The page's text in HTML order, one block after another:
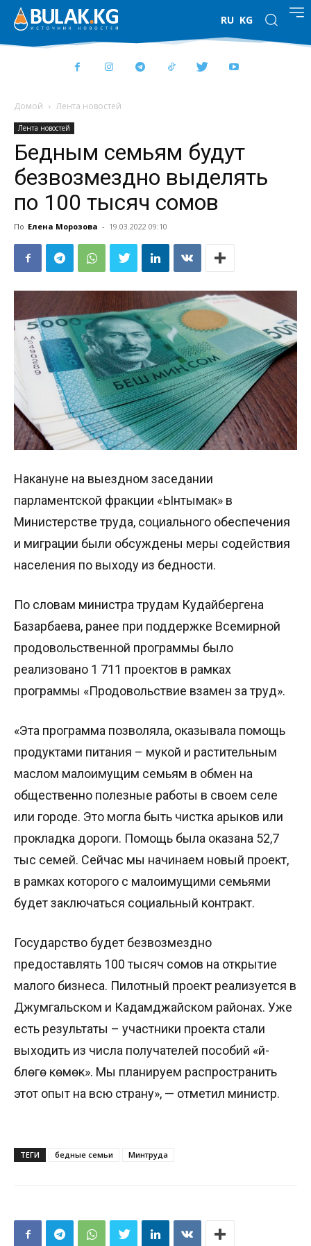
RU KG
Домой Лента новостей
Лента новостей
Бедным семьям будут
безвозмездно выделять
по 100 тысяч сомов
По Елена Морозова - 19.03.2022 09:10
Накануне на выездном заседании
парламентской фракции «Ынтымак» в
Министерстве труда, социального обеспечения
и миграции были обсуждены меры содействия
населения по выходу из бедности.
По словам министра трудам Кудайбергена
Базарбаева, ранее при поддержке Всемирной
продовольственной программы было
реализовано 1 711 проектов в рамках
программы «Продовольствие взамен за труд».
«Эта программа позволяла, оказывала помощь
продуктами питания – мукой и растительным
маслом малоимущим семьям в обмен на
общественно полезные работы в своем селе
или городе. Это могла быть чистка арыков или
прокладка дороги. Помощь была оказана 52,7
тыс семей. Сейчас мы начинаем новый проект,
в рамках которого с малоимущими семьями
будет заключаться социальный контракт.
Государство будет безвозмездно
предоставлять 100 тысяч сомов на открытие
малого бизнеса. Пилотный проект реализуется в
Джумгальском и Кадамджайском районах. Уже
есть результаты – участники проекта стали
выходить из числа получателей пособий «үй-
бүлөгө көмөк». Мы планируем распространить
этот опыт на всю страну», — отметил министр.
ТЕГИ бедные семьи Минтруда